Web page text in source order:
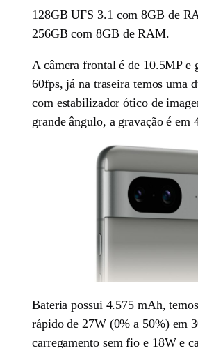
128GB UFS 3.1 com 8GB de
256GB com 8GB de RAM.
A câmera frontal é de 10.5MP e
60fps, já na traseira temos uma
com estabilizador ótico de
grande ângulo, a gravação é em
Bateria possui 4.575 mAh,
rápido de 27W (0% a 50%) em
carregamento sem fio e 18W e